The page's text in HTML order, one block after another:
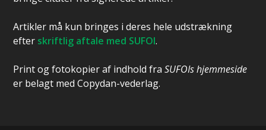
Artikler må kun bringes i deres hele udstrækning
efter skriftlig aftale med SUFOI.
Print og fotokopier af indhold fraSUFOIs hjemmeside
er belagt med Copydan-vederlag.